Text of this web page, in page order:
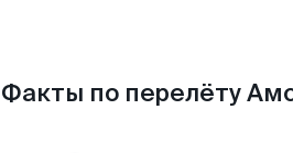
Факты по перелёту